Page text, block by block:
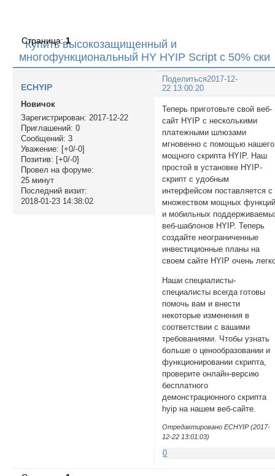
Купить высокозащищенный и
многофункциональный HY HYIP Script с 50% ски
Страница:1
Поделиться2017-12-
22 13:00:20
ECHYIP
Новичок
Зарегистрирован: 2017-12-22
Приглашений: 0
Сообщений: 3
Уважение: [+0/-0]
Позитив: [+0/-0]
Провел на форуме:
25 минут
Последний визит:
2018-01-23 14:38:02
Теперь приготовьте свой веб-
сайт HYIP с несколькими
платежными шлюзами
мгновенно с помощью нашего
мощного скрипта HYIP. Наш
простой в установке HYIP-
скрипт с удобным
интерфейсом поставляется с
множеством мощных
и мобильных
веб-шаблонов HYIP. Теперь
создайте неограниченные
инвестиционные планы на
своем сайте HYIP очень
Наши специалисты-
специалисты всегда готовы
помочь вам и внести
некоторые изменения в
соответствии с вашими
требованиями. Чтобы узнать
больше о ценообразовании и
функционировании скрипта,
проверите онлайн-версию
бесплатного
демонстрационного скрипта
hyip на нашем веб-сайте.
Отредактировано ECHYIP (2017-
12-22 13:01:03)
0